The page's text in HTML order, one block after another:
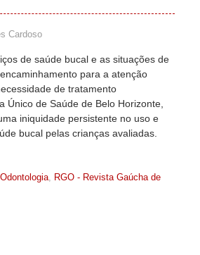
Cardoso
de saúde bucal e as situações de
para a atenção
de tratamento
Único de Saúde de Belo Horizonte,
iniquidade persistente no uso e
bucal pelas crianças avaliadas.
Odontologia, RGO - Revista Gaúcha de